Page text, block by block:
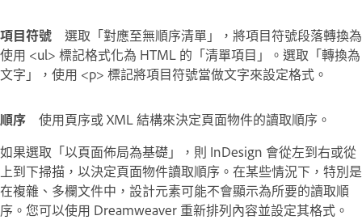
項目符號
選取「對應至無順序清單」，將項目符號段落轉換為
使用 <ul> 標記格式化為 HTML 的「清單項目」。選取「轉換為
文字」，使用 <p> 標記將項目符號當做文字來設定格式。
順序
使用頁序或 XML 結構來決定頁面物件的讀取順序。
如果選取「以頁面佈局為基礎」，則 InDesign 會從左到右或從
上到下掃描，以決定頁面物件讀取順序。在某些情況下，特別是
在複雜、多欄文件中，設計元素可能不會顯示為所要的讀取順
序。您可以使用 Dreamweaver 重新排列內容並設定其格式。